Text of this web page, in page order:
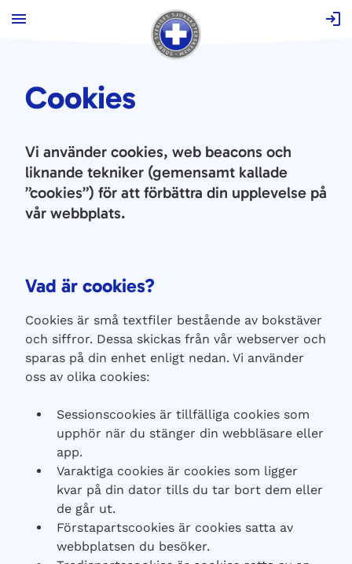
innehållCookies
Vi använder cookies, web beacons och
liknande tekniker (gemensamt kallade
”cookies”) för att förbättra din upplevelse på
vår webbplats.
Vad är cookies?
Cookies är små textfiler bestående av bokstäver
och siffror. Dessa skickas från vår webserver och
sparas på din enhet enligt nedan. Vi använder
oss av olika cookies:
Sessionscookies är tillfälliga cookies som
upphör när du stänger din webbläsare eller
app.
Varaktiga cookies är cookies som ligger
kvar på din dator tills du tar bort dem eller
de går ut.
Förstapartscookies är cookies satta av
webbplatsen du besöker.